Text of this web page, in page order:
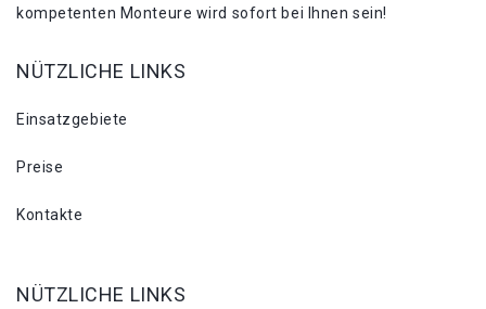
kompetenten Monteure wird sofort bei Ihnen sein!
NÜTZLICHE LINKS
Einsatzgebiete
Preise
Kontakte
NÜTZLICHE LINKS